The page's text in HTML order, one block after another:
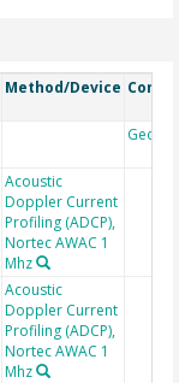
Method/Device
Acoustic
Doppler Current
Profiling (ADCP),
Nortec AWAC 1
Mhz
Acoustic
Doppler Current
Profiling (ADCP),
Nortec AWAC 1
Mhz